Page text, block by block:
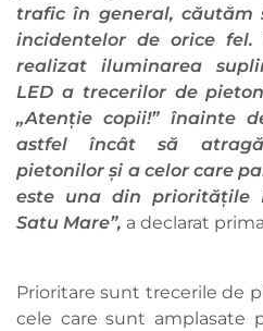
trafic în general, căutăm
incidentelor de orice fel.
realizat iluminarea
LED a trecerilor de
„Atenție copii!” înainte
astfel încât să
pietonilor și a celor care
este una din prioritățile
Satu Mare”, a declarat
Prioritare sunt trecerile de
cele care sunt amplasate